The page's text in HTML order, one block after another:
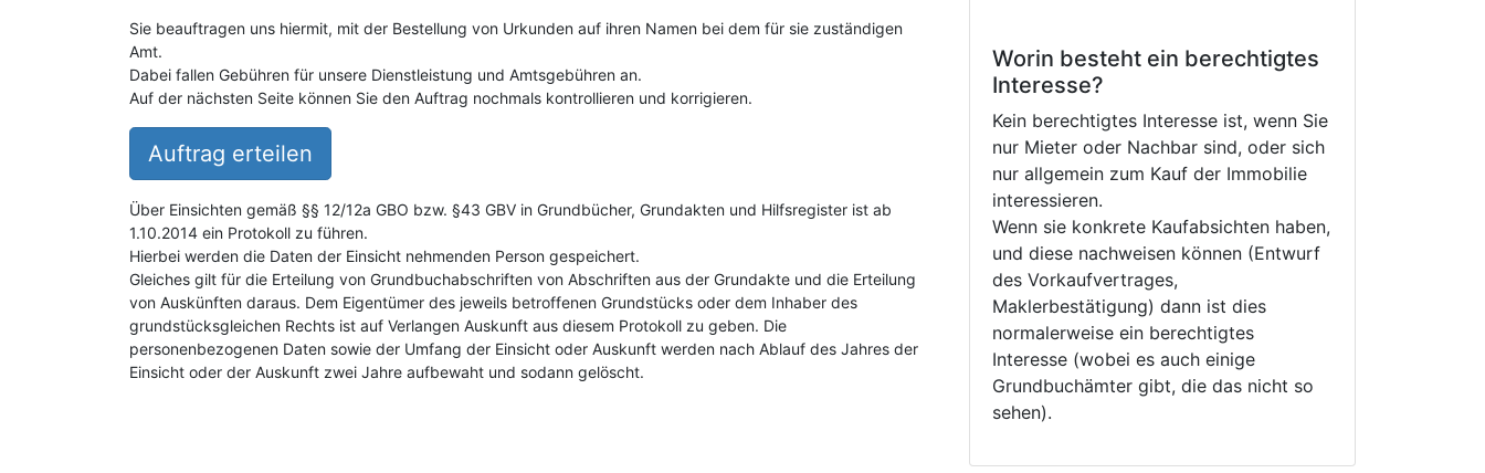
Sie beauftragen uns hiermit, mit der Bestellung von Urkunden auf ihren Namen bei dem für sie zuständigen
Amt.
Dabei fallen Gebühren für unsere Dienstleistung und Amtsgebühren an.
Auf der nächsten Seite können Sie den Auftrag nochmals kontrollieren und korrigieren.
Auftrag erteilen
Über Einsichten gemäß §§ 12/12a GBO bzw. §43 GBV in Grundbücher, Grundakten und Hilfsregister ist ab
1.10.2014 ein Protokoll zu führen.
Hierbei werden die Daten der Einsicht nehmenden Person gespeichert.
Gleiches gilt für die Erteilung von Grundbuchabschriften von Abschriften aus der Grundakte und die Erteilung
von Auskünften daraus. Dem Eigentümer des jeweils betroffenen Grundstücks oder dem Inhaber des
grundstücksgleichen Rechts ist auf Verlangen Auskunft aus diesem Protokoll zu geben. Die
personenbezogenen Daten sowie der Umfang der Einsicht oder Auskunft werden nach Ablauf des Jahres der
Einsicht oder der Auskunft zwei Jahre aufbewaht und sodann gelöscht.
Worin besteht ein berechtigtes
Interesse?
Kein berechtigtes Interesse ist, wenn Sie
nur Mieter oder Nachbar sind, oder sich
nur allgemein zum Kauf der Immobilie
interessieren.
Wenn sie konkrete Kaufabsichten haben,
und diese nachweisen können (Entwurf
des Vorkaufvertrages,
Maklerbestätigung) dann ist dies
normalerweise ein berechtigtes
Interesse (wobei es auch einige
Grundbuchämter gibt, die das nicht so
sehen).